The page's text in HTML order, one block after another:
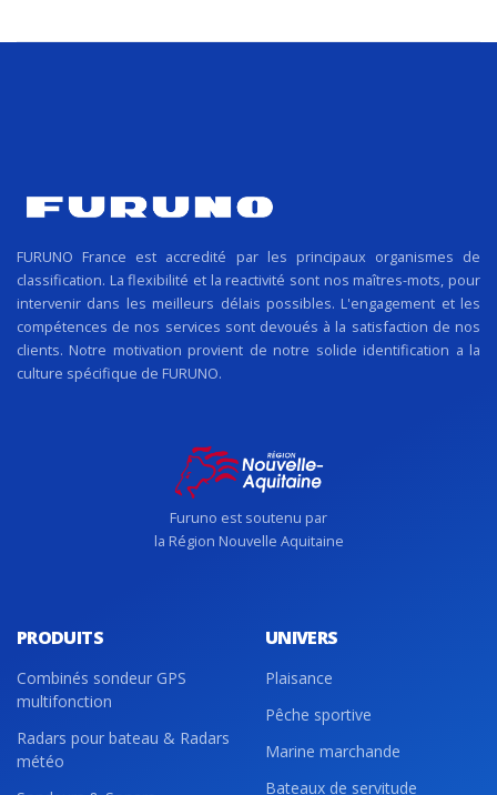
FURUNO France est accredité par les principaux organismes de
classification. La flexibilité et la reactivité sont nos maîtres-mots, pour
intervenir dans les meilleurs délais possibles. L'engagement et les
compétences de nos services sont devoués à la satisfaction de nos
clients. Notre motivation provient de notre solide identification a la
culture spécifique de FURUNO.
Furuno est soutenu par
la Région Nouvelle Aquitaine
PRODUITS
Combinés sondeur GPS
multifonction
Radars pour bateau & Radars
météo
UNIVERS
Plaisance
Pêche sportive
Marine marchande
Bateaux de servitude